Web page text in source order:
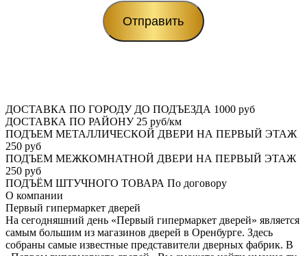
ДОСТАВКА ПО ГОРОДУ ДО ПОДЪЕЗДА 1000 руб
ДОСТАВКА ПО РАЙОНУ25 руб/км
ПОДЪЕМ МЕТАЛЛИЧЕСКОЙ ДВЕРИ НА ПЕРВЫЙ ЭТАЖ
250 руб
ПОДЪЕМ МЕЖКОМНАТНОЙ ДВЕРИ НА ПЕРВЫЙ ЭТАЖ
250 руб
ПОДЪЁМ ШТУЧНОГО ТОВАРА По договору
О компании
Первый гипермаркет дверей
На сегодняшний день «Первый гипермаркет дверей» является
самым большим из магазинов дверей в Оренбурге. Здесь
собраны самые известные представители дверных фабрик. В